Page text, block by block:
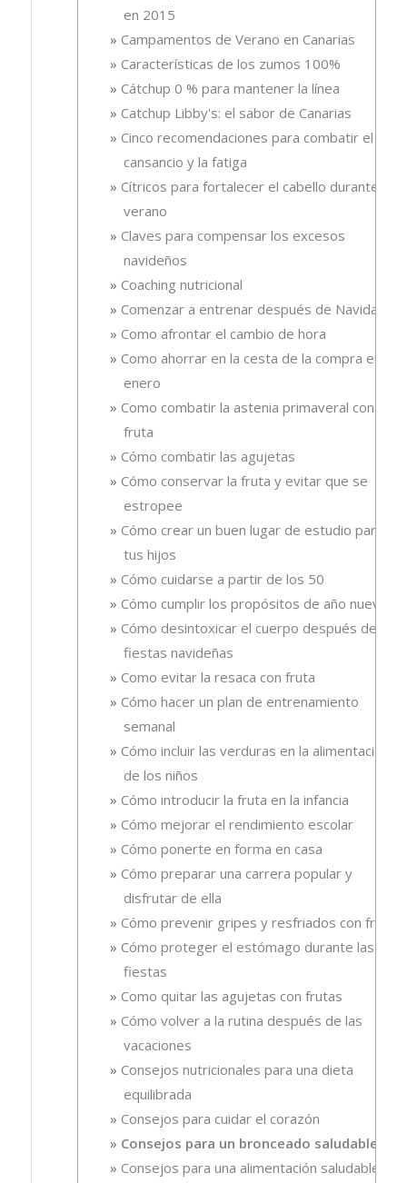
en 2015
Campamentos de Verano en Canarias
Características de los zumos 100%
Cátchup 0 % para mantener la línea
Catchup Libby's: el sabor de Canarias
Cinco recomendaciones para combatir el
cansancio y la fatiga
Cítricos para fortalecer el cabello durante el
verano
Claves para compensar los excesos
navideños
Coaching nutricional
Comenzar a entrenar después de Navidad
Como afrontar el cambio de hora
Como ahorrar en la cesta de la compra en
enero
Como combatir la astenia primaveral con
fruta
Cómo combatir las agujetas
Cómo conservar la fruta y evitar que se
estropee
Cómo crear un buen lugar de estudio para
tus hijos
Cómo cuidarse a partir de los 50
Cómo cumplir los propósitos de año nuevo
Cómo desintoxicar el cuerpo después de las
fiestas navideñas
Como evitar la resaca con fruta
Cómo hacer un plan de entrenamiento
semanal
Cómo incluir las verduras en la alimentación
de los niños
Cómo introducir la fruta en la infancia
Cómo mejorar el rendimiento escolar
Cómo ponerte en forma en casa
Cómo preparar una carrera popular y
disfrutar de ella
Cómo prevenir gripes y resfriados con fruta.
Cómo proteger el estómago durante las
fiestas
Como quitar las agujetas con frutas
Cómo volver a la rutina después de las
vacaciones
Consejos nutricionales para una dieta
equilibrada
Consejos para cuidar el corazón
Consejos para un bronceado saludable
Consejos para una alimentación saludable